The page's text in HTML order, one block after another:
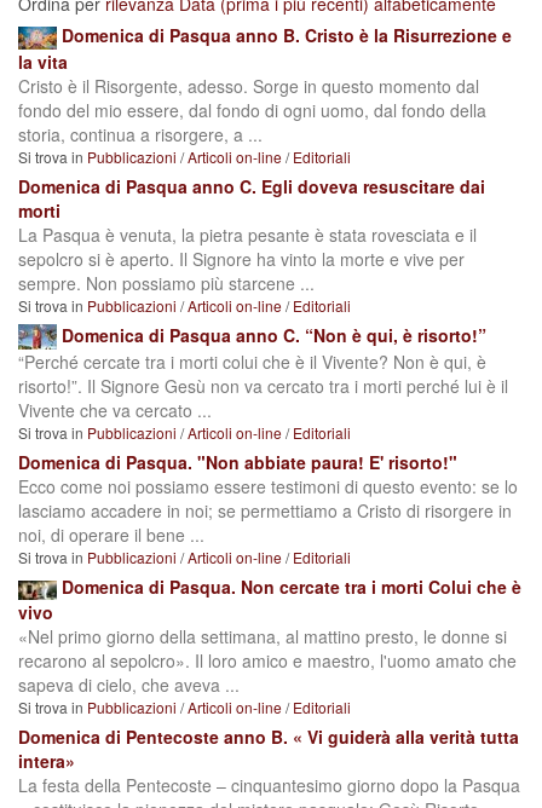
Domenica di Pasqua anno B. Cristo è la Risurrezione e
la vita
Cristo è il Risorgente, ades­so. Sorge in questo mo­mento dal
fondo del mio essere, dal fondo di ogni uo­mo, dal fondo della
storia, continua a risorgere, a ...
Si trova in Pubblicazioni /Articoli on-line/Editoriali
Domenica di Pasqua anno C. Egli doveva resuscitare dai
morti
La Pasqua è venuta, la pietra pesante è stata rovesciata e il
sepolcro si è aperto. Il Signore ha vinto la morte e vive per
sempre. Non possiamo più starcene ...
Si trova in Pubblicazioni /Articoli on-line/Editoriali
Domenica di Pasqua anno C. “Non è qui, è risorto!”
“Perché cercate tra i morti colui che è il Vivente? Non è qui, è
risorto!”. Il Signore Gesù non va cercato tra i morti perché lui è il
Vivente che va cercato ...
Si trova in Pubblicazioni /Articoli on-line/Editoriali
Domenica di Pasqua. "Non abbiate paura! E' risorto!"
Ecco come noi possiamo essere testimoni di questo evento: se lo
lasciamo accadere in noi; se permettiamo a Cristo di risorgere in
noi, di operare il bene ...
Si trova in Pubblicazioni /Articoli on-line/Editoriali
Domenica di Pasqua. Non cercate tra i morti Colui che è
vivo
«Nel primo giorno della settimana, al mattino presto, le donne si
recarono al sepolcro». Il loro amico e maestro, l'uomo amato che
sapeva di cielo, che aveva ...
Si trova in Pubblicazioni /Articoli on-line/Editoriali
Domenica di Pentecoste anno B. « Vi guiderà alla verità tutta
intera»
La festa della Pentecoste – cinquantesimo giorno dopo la Pasqua